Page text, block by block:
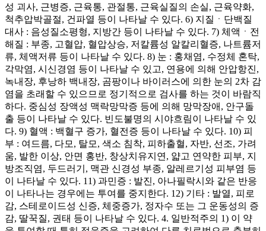
성 괴사, 근병증, 근육통, 관절통, 근육실질의 손실, 근육약화,
척추압박골절, 건파열 등이 나타날 수 있다. 6) 지질ㆍ단백질
대사 : 음성질소평형, 지방간 등이 나타날 수 있다. 7) 체액ㆍ전
해질 : 부종, 고혈압, 혈압상승, 저칼륨성 알칼리혈증, 나트륨저
류, 체액저류 등이 나타날 수 있다. 8) 눈 : 홍채염, 수정체 혼탁,
각막염, 시신경염 등이 나타날 수 있고, 연용에 의해 안압항진,
녹내장, 후낭하 백내장, 곰팡이나 바이러스에 의한 눈의 2차 감
염을 초래할 수 있으므로 정기적으로 검사를 하는 것이 바람직
하다. 중심성 장액성 맥락망막증 등에 의해 망막장애, 안구돌
출 등이 나타날 수 있다. 빈도불명의 시야흐림이 나타날 수 있
다. 9) 혈액 : 백혈구 증가, 혈전증 등이 나타날 수 있다. 10) 피
부 : 여드름, 다모, 탈모, 색소 침착, 피하출혈, 자반, 선조, 가려
움, 발한 이상, 안면 홍반, 창상치유지연, 얇고 연약한 피부, 지
방조직염, 두드러기, 맥관 신경성 부종, 알레르기성 피부염 등
이 나타날 수 있다. 11) 과민증 : 발진, 아나필락시와 같은 반응
이 나타나는 경우에는 투여를 중지한다. 12) 기타 : 발열, 피로
감, 스테로이드성 신증, 체중증가, 정자수 또는 그 운동성의 증
감, 딸꾹질, 권태 등이 나타날 수 있다. 4. 일반적주의 1) 이 약